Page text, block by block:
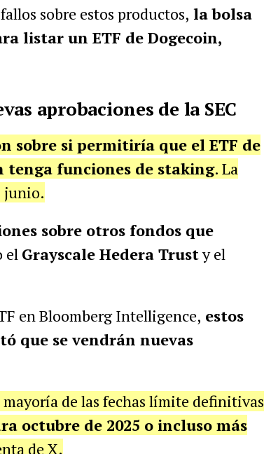
sobre estos productos, la bolsa
listar un ETF de Dogecoin,
aprobaciones de la SEC
sobre si permitiría que el ETF de
funciones de staking. La
junio.
sobre otros fondos que
el Grayscale Hedera Trusty el
en Bloomberg Intelligence, estos
que se vendrán nuevas
de las fechas límite definitivas
octubre de 2025 o incluso más
de X.